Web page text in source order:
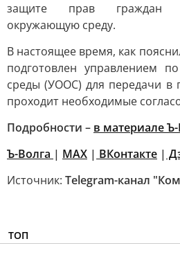
защите прав граждан
окружающую среду.
В настоящее время, как
подготовлен управлением
среды (УООС) для передачи в
проходит необходимые
Подробности – в материале
Ъ-Волга | МАХ | ВКонтакте |
Источник: Telegram-канал
ТОП